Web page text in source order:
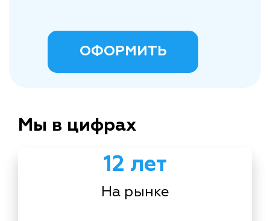
ОФОРМИТЬ
Мы в цифрах
12 лет
На рынке